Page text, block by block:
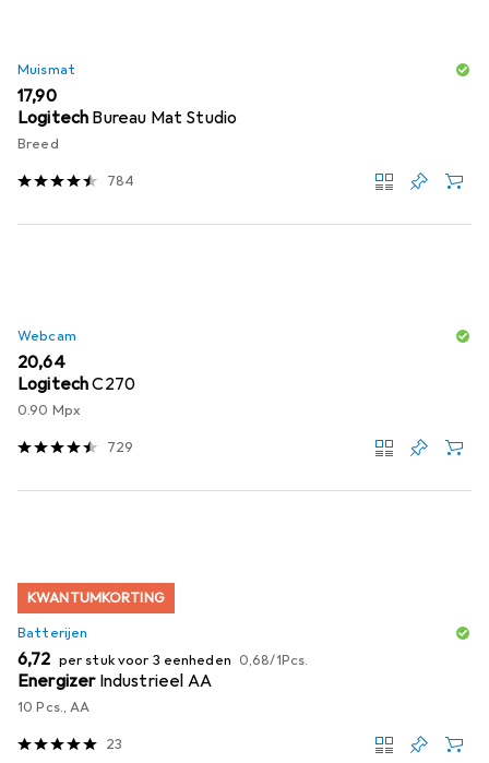
Muismat
EUR
17,90
Logitech Bureau Mat Studio
Breed
784
Webcam
EUR
20,64
LogitechC270
0.90 Mpx
729
KWANTUMKORTING
Batterijen
EUR
6,72 per stuk voor 3 eenheden EUR
0,68/1Pcs.
Energizer Industrieel AA
10 Pcs., AA
23